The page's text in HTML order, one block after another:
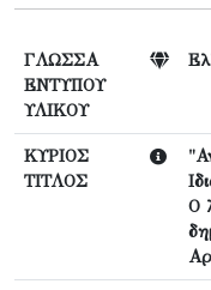
ΓΛΩΣΣΑ
ΕΝΤΥΠΟΥ
ΥΛΙΚΟΥ
ΚΥΡΙΟΣ
ΤΙΤΛΟΣ
Ο